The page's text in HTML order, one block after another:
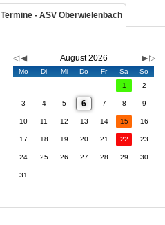
Termine - ASV Oberwielenbach
August 2026
Mo Di Mi Do Fr Sa
So
1
2
3 4 5 6 7 8 9
10 11 12 13 14 15 16
17 18 19 20 21 22 23
24 25 26 27 28 29 30
31